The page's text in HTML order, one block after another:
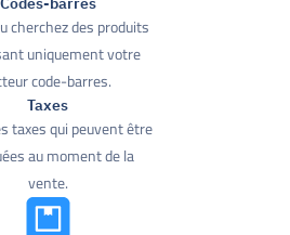
cherchez des produits
uniquement votre
code-barres.
Taxes
taxes qui peuvent être
au moment de la
vente.